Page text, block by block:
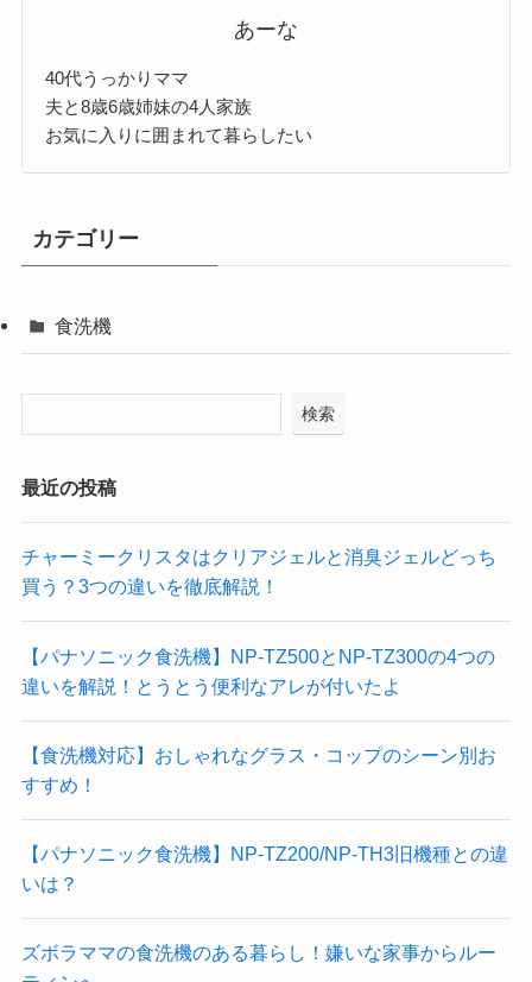
あーな
40代うっかりママ
夫と8歳6歳姉妹の4人家族
お気に入りに囲まれて暮らしたい
カテゴリー
食洗機
検索
最近の投稿
チャーミークリスタはクリアジェルと消臭ジェルどっち
買う？3つの違いを徹底解説！
【パナソニック食洗機】NP-TZ500とNP-TZ300の4つの
違いを解説！とうとう便利なアレが付いたよ
【食洗機対応】おしゃれなグラス・コップのシーン別お
すすめ！
【パナソニック食洗機】NP-TZ200/NP-TH3旧機種との違
いは？
ズボラママの食洗機のある暮らし！嫌いな家事からルー